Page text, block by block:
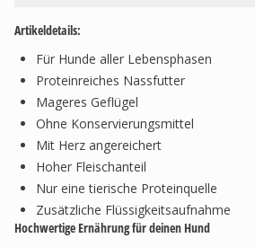
Artikeldetails:
Für Hunde aller Lebensphasen
Proteinreiches Nassfutter
Mageres Geflügel
Ohne Konservierungsmittel
Mit Herz angereichert
Hoher Fleischanteil
Nur eine tierische Proteinquelle
Zusätzliche Flüssigkeitsaufnahme
Hochwertige Ernährung für deinen Hund